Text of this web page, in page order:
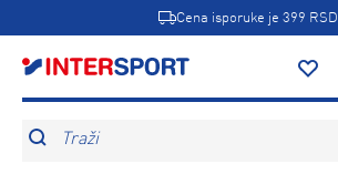
Cena isporuke je 399 RSD
Traži